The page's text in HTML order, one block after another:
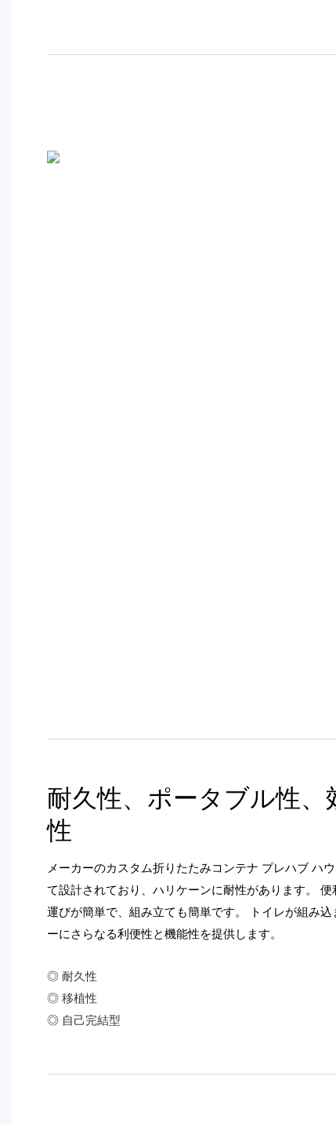
耐久性、ポータブル性、
性
メーカーのカスタム折りたたみコンテナ プレハブ ハ
て設計されており、ハリケーンに耐性があります。
運びが簡単で、組み立ても簡単です。 トイレが組み
ーにさらなる利便性と機能性を提供します。
◎ 耐久性
◎ 移植性
◎ 自己完結型